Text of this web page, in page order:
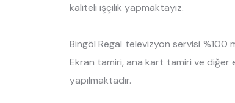
kaliteli işçilik yapmaktayız.
Bingöl Regal televizyon servisi
Ekran tamiri, ana kart tamiri ve diğer
yapılmaktadır.